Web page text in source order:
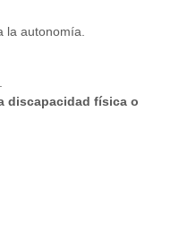
la autonomía.
discapacidad física o